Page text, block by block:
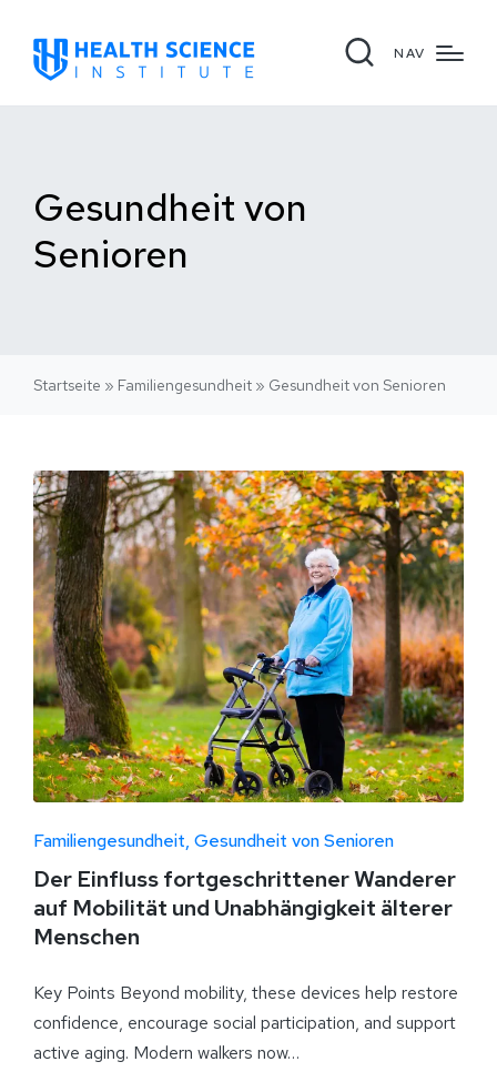
NAV
Gesundheit von
Senioren
Startseite » Familiengesundheit » Gesundheit von Senioren
Familiengesundheit Gesundheit von Senioren
Der Einfluss fortgeschrittener Wanderer
auf Mobilität und Unabhängigkeit älterer
Menschen
Key Points Beyond mobility, these devices help restore
confidence, encourage social participation, and support
active aging. Modern walkers now…